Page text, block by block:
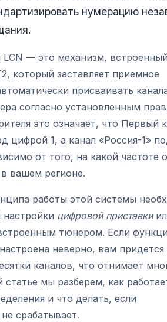
нумерацию
LCN — это механизм,
который заставляет приемное
присваивать
согласно установленным
это означает, что Первый
цифрой 1, а канал «Россия-1»
от того, на какой частоте
вашем регионе.
работы этой системы
настройки цифровой приставки
тюнером. Если
неверно, вам
каналов, что отнимает
статье мы разберем, как
и что делать, если
срабатывает.